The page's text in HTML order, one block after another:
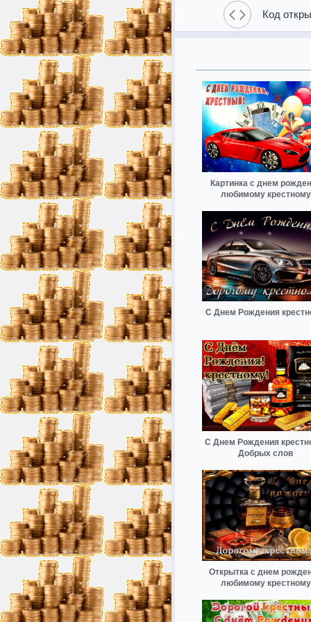
Код
Картинка с днем
любимому крестному
С Днем Рождения
С Днем Рождения
Добрых слов
Открытка с днем
любимому крестному